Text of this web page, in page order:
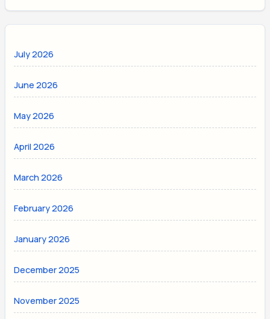
July 2026
June 2026
May 2026
April 2026
March 2026
February 2026
January 2026
December 2025
November 2025